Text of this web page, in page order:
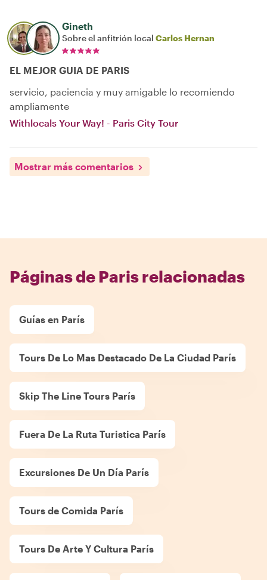
Gineth
Sobre el anfitrión local Carlos Hernan
EL MEJOR GUIA DE PARIS
servicio, paciencia y muy amigable lo recomiendo
ampliamente
Withlocals Your Way! - Paris City Tour
Mostrar más comentarios
Páginas de Paris relacionadas
Guías en París
Tours De Lo Mas Destacado De La Ciudad París
Skip The Line Tours París
Fuera De La Ruta Turistica París
Excursiones De Un Día París
Tours de Comida París
Tours De Arte Y Cultura París